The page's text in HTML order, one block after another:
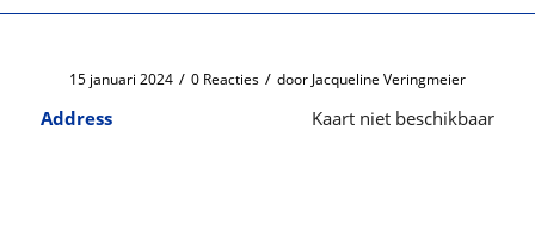
15 januari 2024 / 0 Reacties / door Jacqueline Veringmeier
Kaart niet beschikbaar
Address